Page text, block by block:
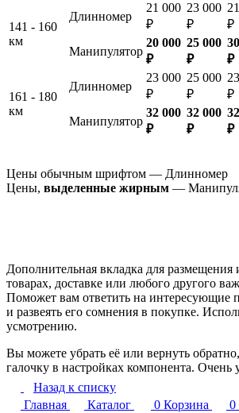
141 - 160
км
Длинномер
21 000
₽
23 000
₽
₽
Манипулятор
20 000
₽
25 000
₽
₽
161 - 180
км
Длинномер
23 000
₽
25 000
₽
₽
Манипулятор
32 000
₽
32 000
₽
₽
Цены обычным шрифтом — Длинномер
Цены, выделенные жирным —
Дополнительная вкладка для
товарах, доставке или любого другого
Поможет вам ответить на интересующие
и развеять его сомнения в покупке.
усмотрению.
Вы можете убрать её или вернуть
галочку в настройках компонента. Очень
Назад к списку
Главная
Каталог 0 Корзина 0